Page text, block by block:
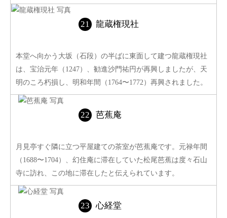
龍蔵権現社
本堂へ向かう大坂（石段）の半ばに東面して建つ龍蔵権現社
は、宝治元年（1247）、勧進沙門祐円が再興しましたが、天
明のころ朽損し、明和年間（1764〜1772）再興されました。
芭蕉庵
月見亭すぐ隣に立つ平屋建ての茶室が芭蕉庵です。元禄年間
（1688〜1704）、幻住庵に滞在していた松尾芭蕉は度々石山
寺に訪れ、この地に滞在したと伝えられています。
心経堂